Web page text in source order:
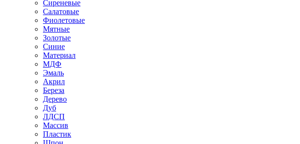
Сиреневые
Салатовые
Фиолетовые
Мятные
Золотые
Синие
Материал
МДФ
Эмаль
Акрил
Береза
Дерево
Дуб
ЛДСП
Массив
Пластик